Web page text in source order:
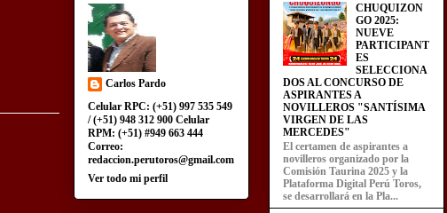
Carlos Pardo
Celular RPC: (+51) 997 535 549
/ (+51) 948 312 900 Celular
RPM: (+51) #949 663 444
Correo:
redaccion.perutoros@gmail.com
Ver todo mi perfil
CHUQUIZON
GO 2025:
NUEVE
PARTICIPANT
ES
SELECCIONA
DOS AL CONCURSO DE
ASPIRANTES A
NOVILLEROS "SANTÍSIMA
VIRGEN DE LAS
MERCEDES"
El certamen de aspirantes a
novilleros organizado por la
Comisión Taurina 2025 y la
Plataforma Digital Perú Toros,
se desarrollará en la Pla...